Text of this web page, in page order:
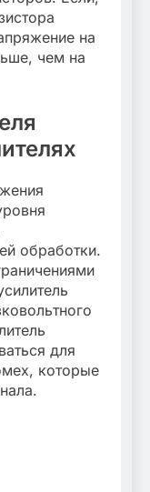
на
чем на
обработки.
для
которые